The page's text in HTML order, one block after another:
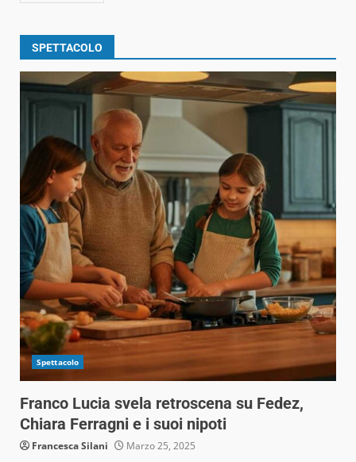
SPETTACOLO
Spettacolo
Franco Lucia svela retroscena su Fedez,
Chiara Ferragni e i suoi nipoti
Francesca Silani Marzo 25, 2025